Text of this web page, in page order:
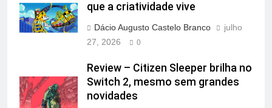
que a criatividade vive
Dácio Augusto Castelo Branco
julho
27, 2026
0
Review – Citizen Sleeper brilha no
Switch 2, mesmo sem grandes
novidades